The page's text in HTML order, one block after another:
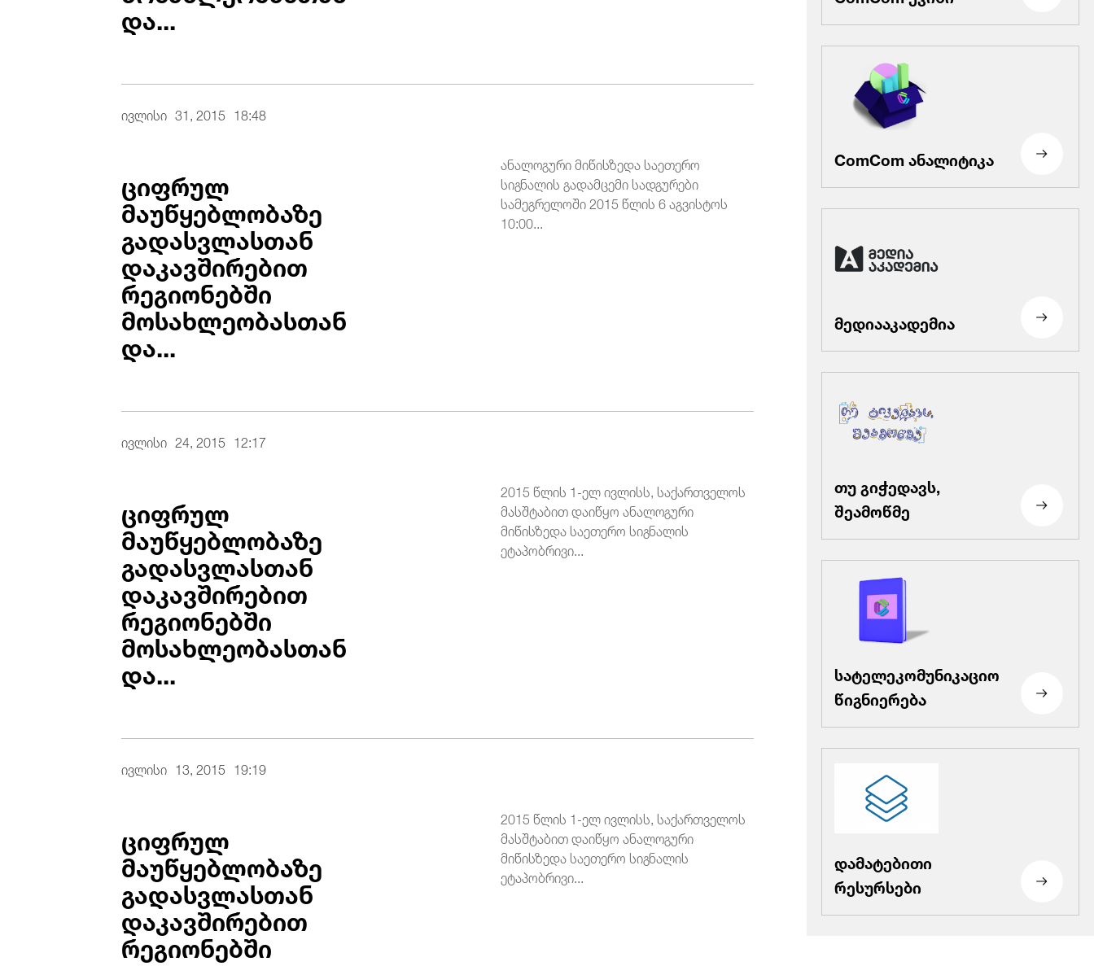
და...
ივლისი 31, 2015 18:48
ციფრულ
მაუწყებლობაზე
გადასვლასთან
დაკავშირებით
რეგიონებში
მოსახლეობასთან
და...
ანალოგური მიწისზედა საეთერო
სიგნალის გადამცემი სადგურები
სამეგრელოში 2015 წლის 6 აგვისტოს
10:00...
ივლისი 24, 2015 12:17
ციფრულ
მაუწყებლობაზე
გადასვლასთან
დაკავშირებით
რეგიონებში
მოსახლეობასთან
და...
2015 წლის 1-ელ ივლისს, საქართველოს
მასშტაბით დაიწყო ანალოგური
მიწისზედა საეთერო სიგნალის
ეტაპობრივი...
ივლისი 13, 2015 19:19
ციფრულ
მაუწყებლობაზე
გადასვლასთან
დაკავშირებით
რეგიონებში
2015 წლის 1-ელ ივლისს, საქართველოს
მასშტაბით დაიწყო ანალოგური
მიწისზედა საეთერო სიგნალის
ეტაპობრივი...
ComCom ანალიტიკა
მედიააკადემია
თუ გიჭედავს,
შეამოწმე
სატელეკომუნიკაციო
წიგნიერება
დამატებითი
რესურსები